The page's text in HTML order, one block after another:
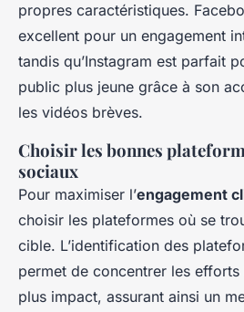
propres caractéristiques.
excellent pour un engagement
tandis qu’Instagram est parfait
public plus jeune grâce à son
les vidéos brèves.
Choisir les bonnes
sociaux
Pour maximiser l’engagement
choisir les plateformes où se
cible. L’identification des
permet de concentrer les
plus impact, assurant ainsi un